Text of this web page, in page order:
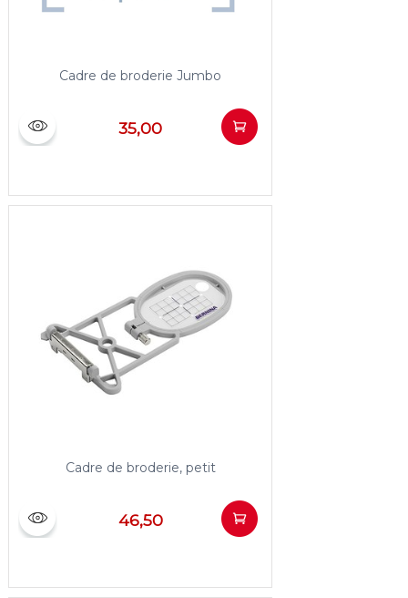
Cadre de broderie Jumbo
35,00
Cadre de broderie, petit
46,50